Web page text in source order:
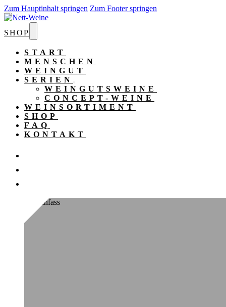
Zum Hauptinhalt springen Zum Footer springen
SHOP
START
MENSCHEN
WEINGUT
SERIEN
WEINGUTSWEINE
CONCEPT-WEINE
WEINSORTIMENT
SHOP
FAQ
KONTAKT